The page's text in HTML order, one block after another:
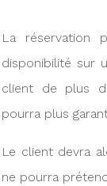
La réservation
disponibilité sur
client de plus
pourra plus
Le client devra
ne pourra